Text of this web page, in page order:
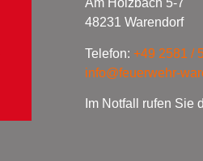
Am Holzbach 5-7
48231 Warendorf
Telefon: +49 2581 /
info@feuerwehr-
Im Notfall rufen Sie